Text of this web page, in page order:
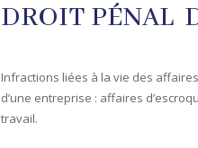
DROIT PÉNAL
Infractions liées à la vie des
d’une entreprise : affaires
travail.